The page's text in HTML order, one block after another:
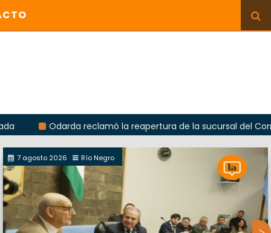
Odarda reclamó la reapertura de la sucursal del Correo
7 agosto 2026 Río Negro